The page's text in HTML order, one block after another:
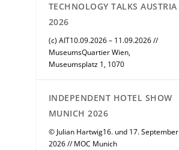
TECHNOLOGY TALKS AUSTRIA
2026
(c) AIT10.09.2026 – 11.09.2026 //
MuseumsQuartier Wien,
Museumsplatz 1, 1070
INDEPENDENT HOTEL SHOW
MUNICH 2026
© Julian Hartwig16. und 17. September
2026 // MOC Munich